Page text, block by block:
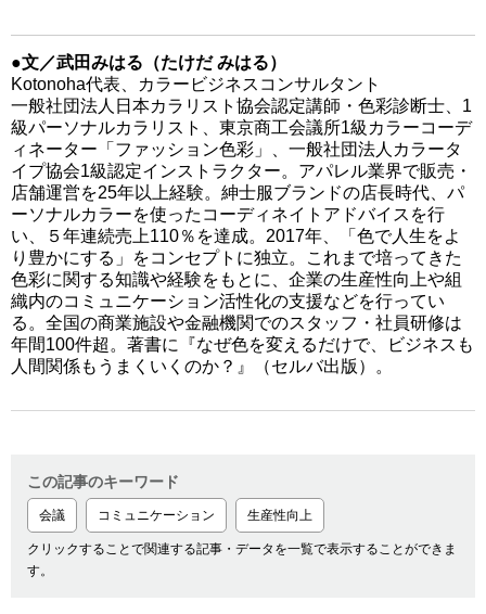
●文／武田みはる（たけだ みはる）
Kotonoha代表、カラービジネスコンサルタント
一般社団法人日本カラリスト協会認定講師・色彩診断士、1
級パーソナルカラリスト、東京商工会議所1級カラーコーデ
ィネーター「ファッション色彩」、一般社団法人カラータ
イプ協会1級認定インストラクター。アパレル業界で販売・
店舗運営を25年以上経験。紳士服ブランドの店長時代、パ
ーソナルカラーを使ったコーディネイトアドバイスを行
い、５年連続売上110％を達成。2017年、「色で人生をよ
り豊かにする」をコンセプトに独立。これまで培ってきた
色彩に関する知識や経験をもとに、企業の生産性向上や組
織内のコミュニケーション活性化の支援などを行ってい
る。全国の商業施設や金融機関でのスタッフ・社員研修は
年間100件超。著書に『なぜ色を変えるだけで、ビジネスも
人間関係もうまくいくのか？』（セルバ出版）。
この記事のキーワード
会議 コミュニケーション 生産性向上
クリックすることで関連する記事・データを一覧で表示することができま
す。